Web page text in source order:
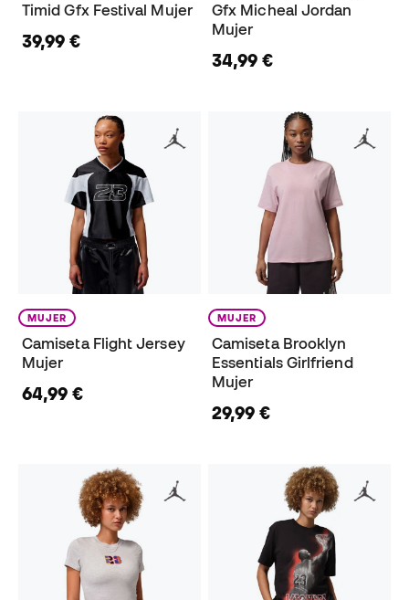
Timid Gfx Festival Mujer
39,99 €
Gfx Micheal Jordan
Mujer
34,99 €
MUJER
Camiseta Flight Jersey
Mujer
64,99 €
MUJER
Camiseta Brooklyn
Essentials Girlfriend
Mujer
29,99 €